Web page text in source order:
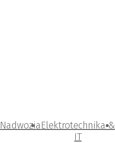
NadwoziaElektrotechnika &
IT